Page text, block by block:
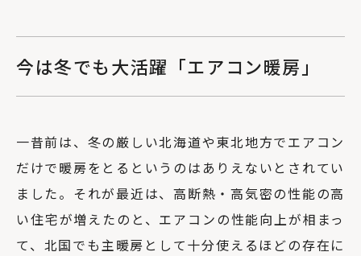
今は冬でも大活躍「エアコン暖房」
一昔前は、冬の厳しい北海道や東北地方でエアコン
だけで暖房をとるというのはありえないとされてい
ました。それが最近は、高断熱・高気密の性能の高
い住宅が増えたのと、エアコンの性能向上が相まっ
て、北国でも主暖房として十分使えるほどの存在に